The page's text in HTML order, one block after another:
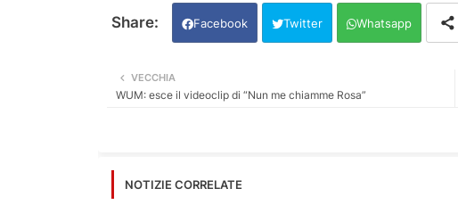
Facebook Twitter Whatsapp
VECCHIA
WUM: esce il videoclip di “Nun me chiamme Rosa”
NOTIZIE CORRELATE